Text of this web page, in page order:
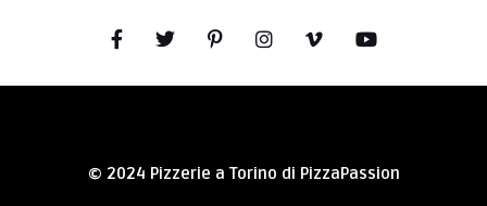
© 2024 Pizzerie a Torino di PizzaPassion